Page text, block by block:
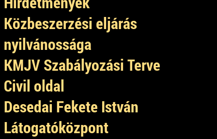
Közbeszerzési eljárás
nyilvánossága
KMJV Szabályozási Terve
Civil oldal
Desedai Fekete István
Látogatóközpont